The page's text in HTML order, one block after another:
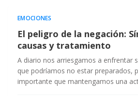
EMOCIONES
El peligro de la negación:
causas y tratamiento
A diario nos arriesgamos a enfrentar
que podríamos no estar preparados,
importante que mantengamos una